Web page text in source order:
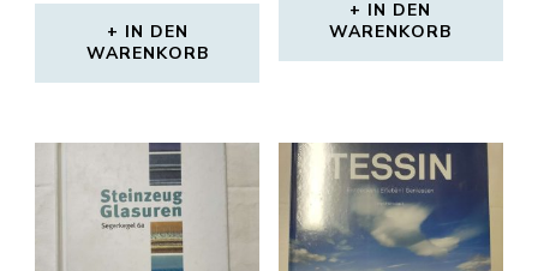
IN DEN
WARENKORB
IN DEN
WARENKORB